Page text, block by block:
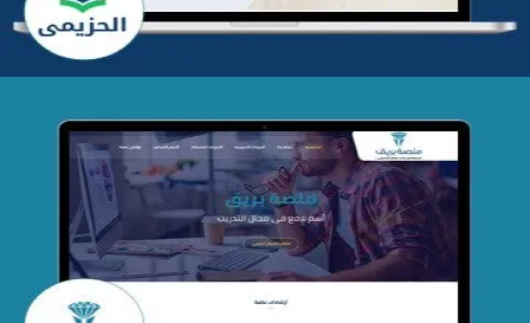
تصميم منصة بريق
التفاصيل